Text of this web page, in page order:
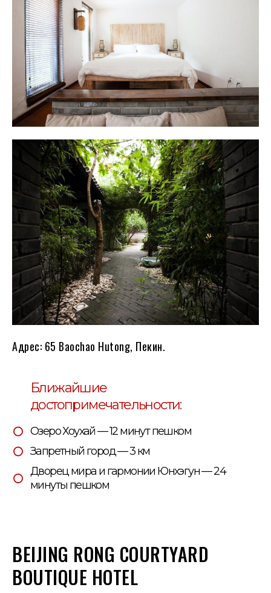
Адрес: 65 Baochao Hutong, Пекин.
Ближайшие
достопримечательности:
Озеро Хоухай — 12 минут пешком
Запретный город — 3 км
Дворец мира и гармонии Юнхэгун — 24
минуты пешком
BEIJING RONG COURTYARD
BOUTIQUE HOTEL